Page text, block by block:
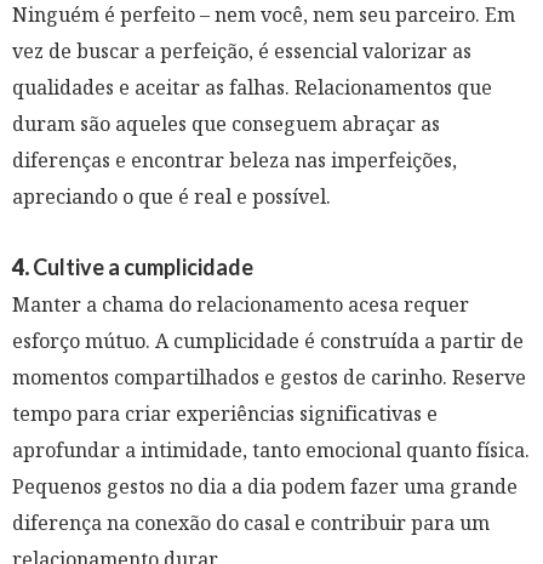
Ninguém é perfeito – nem você, nem seu parceiro. Em
vez de buscar a perfeição, é essencial valorizar as
qualidades e aceitar as falhas. Relacionamentos que
duram são aqueles que conseguem abraçar as
diferenças e encontrar beleza nas imperfeições,
apreciando o que é real e possível.
4.Cultive a cumplicidade
Manter a chama do relacionamento acesa requer
esforço mútuo. A cumplicidade é construída a partir de
momentos compartilhados e gestos de carinho. Reserve
tempo para criar experiências significativas e
aprofundar a intimidade, tanto emocional quanto física.
Pequenos gestos no dia a dia podem fazer uma grande
diferença na conexão do casal e contribuir para um